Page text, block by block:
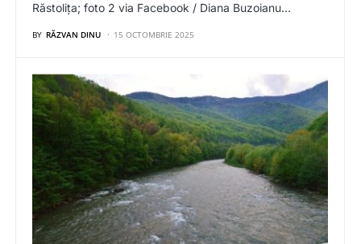
Răstolița; foto 2 via Facebook / Diana Buzoianu…
BY RĂZVAN DINU 15 OCTOMBRIE 2025